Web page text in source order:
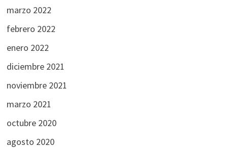
marzo 2022
febrero 2022
enero 2022
diciembre 2021
noviembre 2021
marzo 2021
octubre 2020
agosto 2020